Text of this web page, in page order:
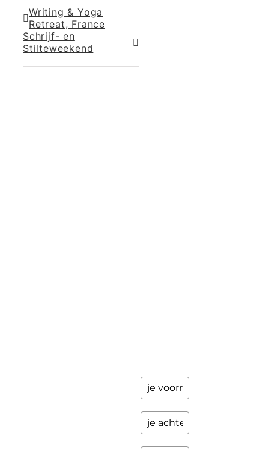
Writing & Yoga
Retreat, France
Schrijf- en
Stilteweekend